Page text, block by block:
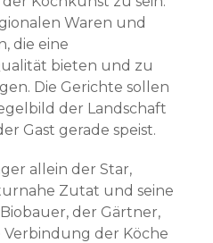
Waren und
die eine
bieten und zu
Die Gerichte sollen
der Landschaft
Gast gerade speist.
allein der Star,
Zutat und seine
der Gärtner,
Verbindung der Köche